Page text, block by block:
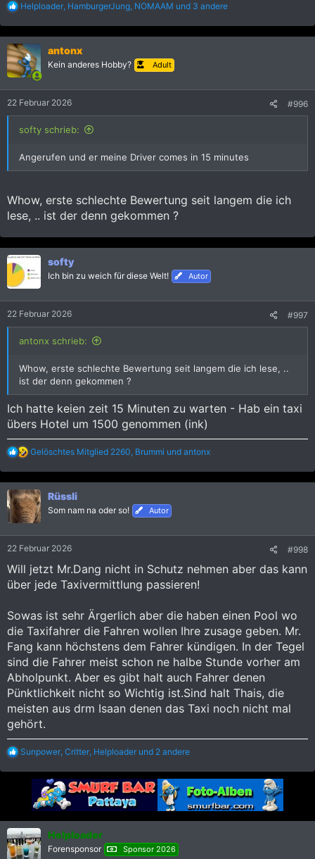
R
a
k
t
i
o
n
:
Helploader, HamburgerJung, NOMAAM und 3 andere
antonx
Kein anderes Hobby? Adult
22 Februar 2026 #996
softy schrieb:
Angerufen und er meine Driver comes in 15 minutes
Whow, erste schlechte Bewertung seit langem die ich
lese, .. ist der denn gekommen ?
softy
Ich bin zu weich für diese Welt! Autor
22 Februar 2026 #997
antonx schrieb:
Whow, erste schlechte Bewertung seit langem die ich lese, ..
ist der denn gekommen ?
Ich hatte keien zeit 15 Minuten zu warten - Hab ein taxi
übers Hotel um 1500 genommen (ink)
R
a
k
t
i
o
n
:
Gelöschtes Mitglied 2260, Brummi und antonx
Rüssli
Som nam na oder so! Autor
22 Februar 2026 #998
Will jetzt Mr.Dang nicht in Schutz nehmen aber das kann
über jede Taxivermittlung passieren!
Sowas ist sehr Ärgerlich aber die haben einen Pool wo
die Taxifahrer die Fahren wollen Ihre zusage geben. Mr.
Fang kann höchstens dem Fahrer kündigen. In der Tegel
sind die Fahrer meist schon ne halbe Stunde vorher am
Abholpunkt. Aber es gibt halt auch Fahrer denen
Pünktlichkeit nicht so Wichtig ist.Sind halt Thais, die
meisten aus drm Isaan denen das Taxi noch nicht mal
gehört.
R
a
o
n
e
n
Sunpower, Critter, Helploader und 2 andere
Helploader
Forensponsor Sponsor 2026